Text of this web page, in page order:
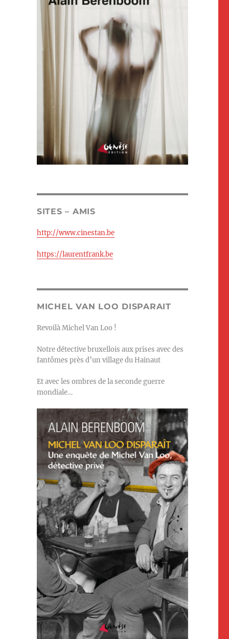
SITES – AMIS
http://www.cinestan.be
https://laurentfrank.be
MICHEL VAN LOO DISPARAIT
Revoilà Michel Van Loo !
Notre détective bruxellois aux prises avec des
fantômes près d’un village du Hainaut
Et avec les ombres de la seconde guerre
mondiale…